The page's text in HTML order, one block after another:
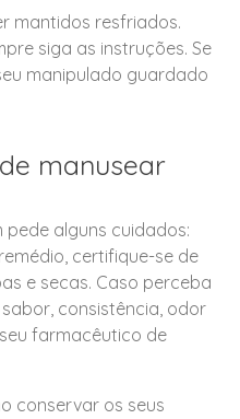
mantidos resfriados.
siga as instruções. Se
manipulado guardado
manusear
alguns cuidados:
certifique-se de
e secas. Caso perceba
consistência, odor
farmacêutico de
conservar os seus